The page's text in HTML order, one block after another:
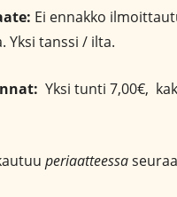
Ei ennakko
Yksi tanssi / ilta.
Yksi tunti 7,00€,
periaatteessa